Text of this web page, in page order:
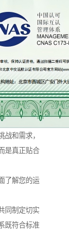
和需求，
是真正贴合
了解您的运
同制定切实
既符合标准